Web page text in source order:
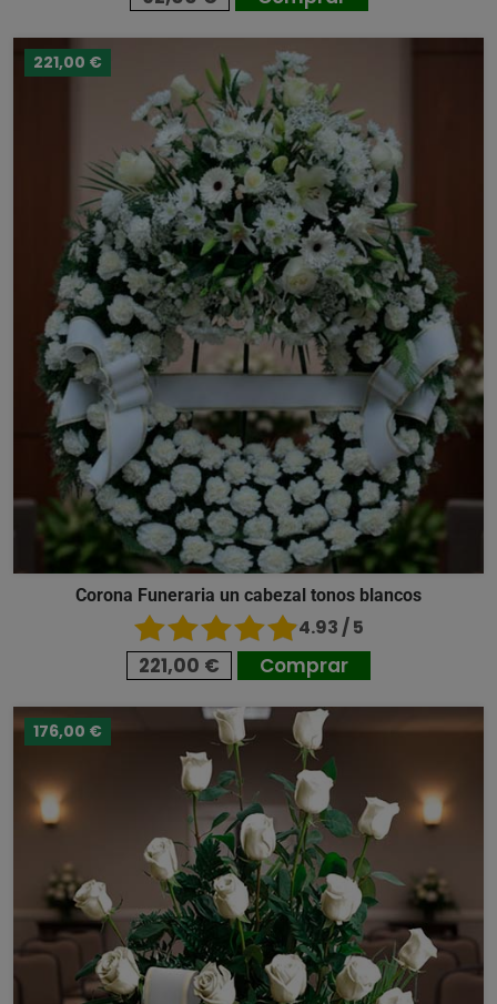
221,00 €
Corona Funeraria un cabezal tonos blancos
4.93 / 5
221,00 € Comprar
176,00 €